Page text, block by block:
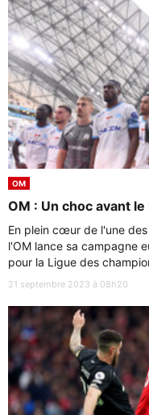
OM
OM : Un choc avant le
En plein cœur de l'une
l'OM lance sa campagne
pour la Ligue des
21 septembre 2023 à 08h20